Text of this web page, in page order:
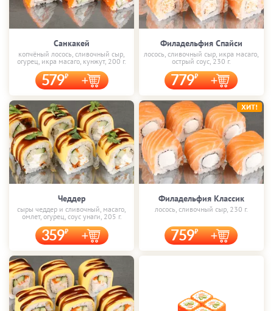
Санкакей
копчёный лосось, сливочный сыр,
огурец, икра масаго, кунжут, 200 г.
579
Филадельфия Спайси
лосось, сливочный сыр, икра масаго,
острый соус, 230 г.
779
Чеддер
сыры чеддер и сливочный, масаго,
омлет, огурец, соус унаги, 205 г.
359
Филадельфия Классик
лосось, сливочный сыр, 230 г.
759
ХИТ!